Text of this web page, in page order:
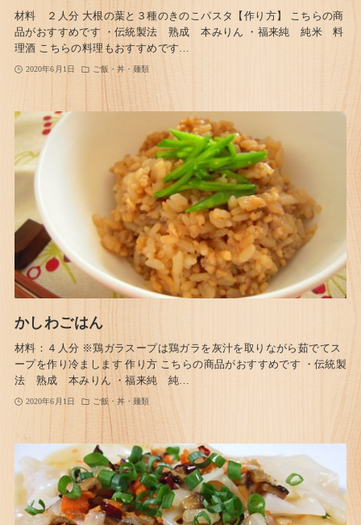
材料 ２人分 大根の葉と３種のきのこパスタ【作り方】 こちらの商
品がおすすめです ・伝統製法 熟成 本みりん ・福来純 純米 料
理酒 こちらの料理もおすすめです…
2020年6月1日 ご飯・丼・麺類
かしわごはん
材料：４人分 ※鶏ガラスープは鶏ガラを灰汁を取りながら茹でてス
ープを作り冷まします 作り方 こちらの商品がおすすめです ・伝統製
法 熟成 本みりん ・福来純 純…
2020年6月1日 ご飯・丼・麺類